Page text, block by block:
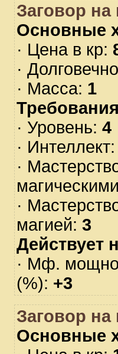
Заговор на
Основные
· Цена в кр:
·
· Масса: 1
· Уровень: 4
·
·
·
магией: 3
Действует
· Мф.
(%): +3
Заговор на
Основные